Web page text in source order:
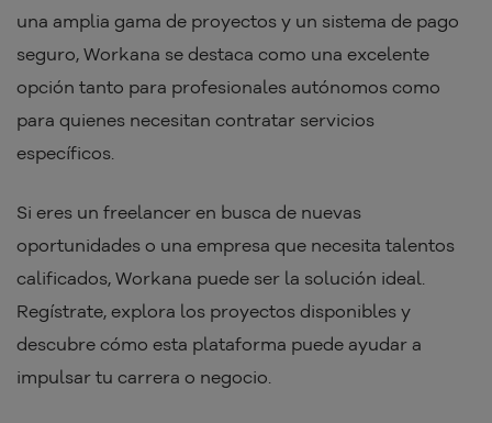
una amplia gama de proyectos y un sistema de pago
seguro, Workana se destaca como una excelente
opción tanto para profesionales autónomos como
para quienes necesitan contratar servicios
específicos.
Si eres un freelancer en busca de nuevas
oportunidades o una empresa que necesita talentos
calificados, Workana puede ser la solución ideal.
Regístrate, explora los proyectos disponibles y
descubre cómo esta plataforma puede ayudar a
impulsar tu carrera o negocio.